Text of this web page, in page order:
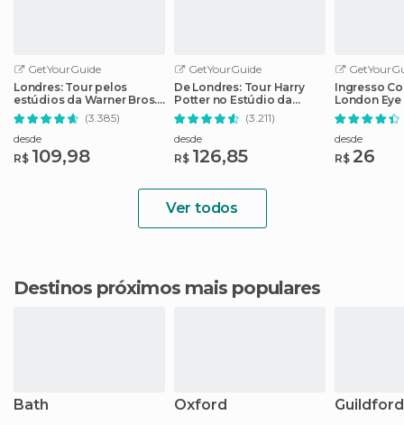
GetYourGuide
Londres: Tour pelos
estúdios da Warner Bros.
com traslados(3.385)
desde
R$ 109,98
GetYourGuide
De Londres: Tour Harry
Potter no Estúdio da
Warner Bros.(3.211)
desde
R$ 126,85
Ingresso
London Eye
Experience
desde
R$ 26
Ver todos
Destinos próximos mais populares
Bath Oxford Guildford